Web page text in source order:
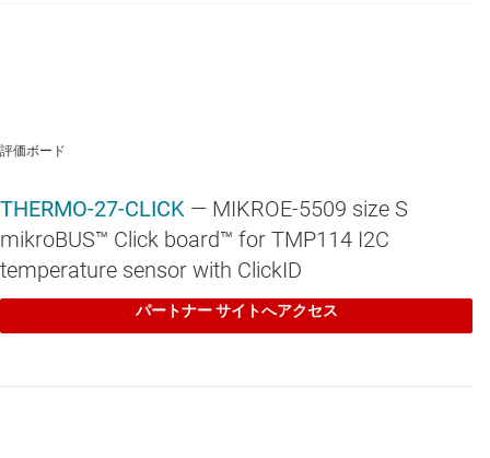
評価ボード
THERMO-27-CLICK — MIKROE-5509 size S
mikroBUS™ Click board™ for TMP114 I2C
temperature sensor with ClickID
パートナー サイトへアクセス